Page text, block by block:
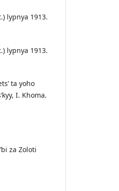
lypnya 1913.
lypnya 1913.
ta yoho
I. Khoma.
za Zoloti